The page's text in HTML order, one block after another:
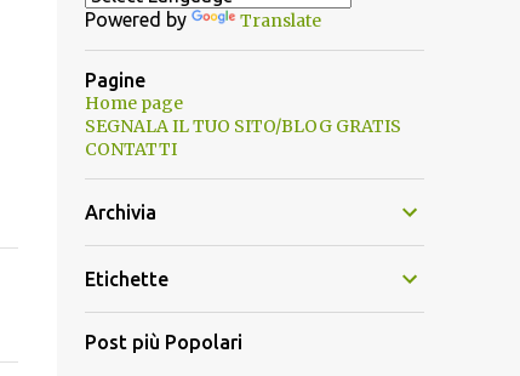
Powered by Translate
Pagine
Home page
SEGNALA IL TUO SITO/BLOG GRATIS
CONTATTI
Archivia
Etichette
Post più Popolari